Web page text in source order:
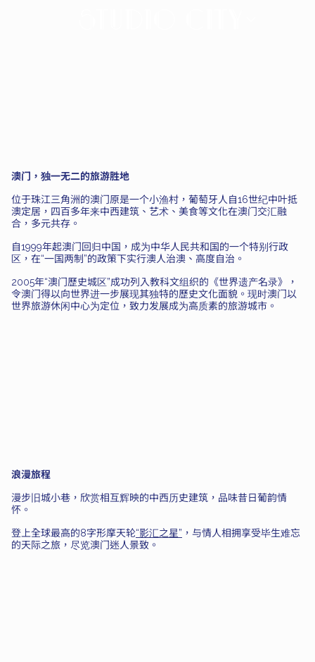
澳门，独一无二的旅游胜地
位于珠江三角洲的澳门原是一个小渔村，葡萄牙人自16世纪中叶抵
澳定居，四百多年来中西建筑、艺术、美食等文化在澳门交汇融
合，多元共存。
自1999年起澳门回归中国，成为中华人民共和国的一个特别行政
区，在“一国两制”的政策下实行澳人治澳、高度自治。
2005年“澳门歷史城区”成功列入教科文组织的《世界遗产名录》，
令澳门得以向世界进一步展现其独特的歷史文化面貌。现时澳门以
世界旅游休闲中心为定位，致力发展成为高质素的旅游城市。
浪漫旅程
漫步旧城小巷，欣赏相互辉映的中西历史建筑，品味昔日葡韵情
怀。
登上全球最高的8字形摩天轮“影汇之星” ，与情人相拥享受毕生难忘
的天际之旅，尽览澳门迷人景致。